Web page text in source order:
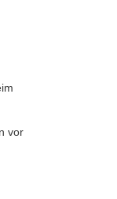
vor